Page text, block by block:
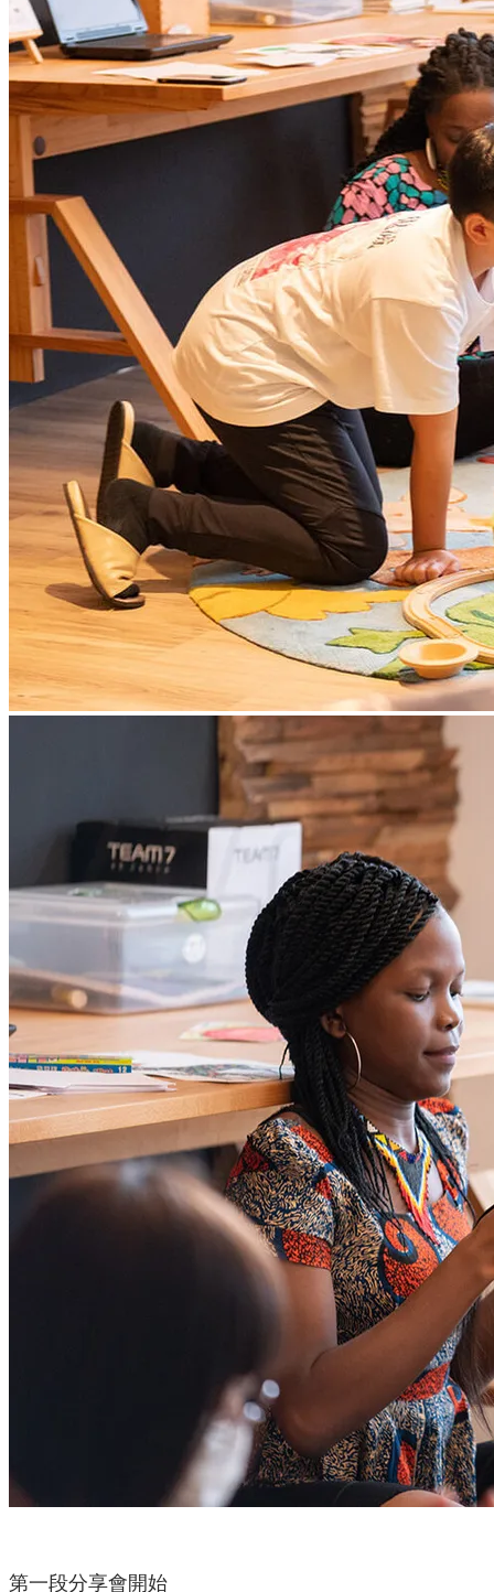
第一段分享會開始